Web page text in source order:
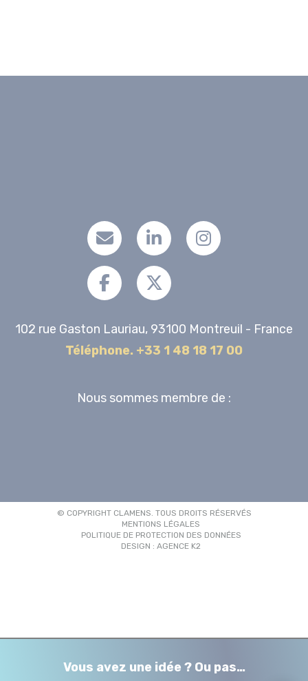
102 rue Gaston Lauriau, 93100 Montreuil - France
Téléphone. +33 1 48 18 17 00
Nous sommes membre de :
© COPYRIGHT CLAMENS. TOUS DROITS RÉSERVÉS
MENTIONS LÉGALES
POLITIQUE DE PROTECTION DES DONNÉES
DESIGN : AGENCE K2
Vous avez une idée ? Ou pas…